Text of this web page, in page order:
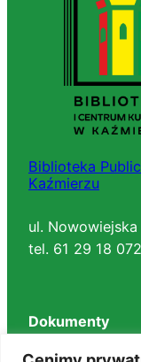
Biblioteka
Kaźmierzu
ul.
tel. 61 29 18 072
Dokumenty
Regulaminy